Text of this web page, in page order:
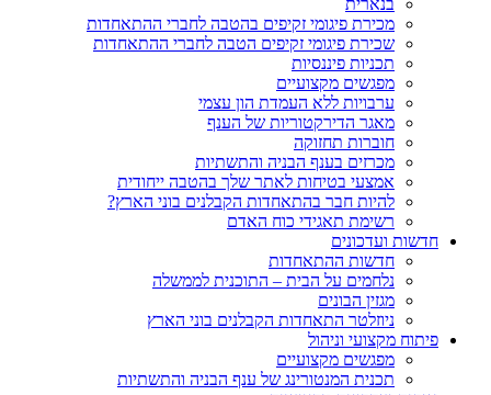
בנארית
מכירת פיגומי זקיפים בהטבה לחברי ההתאחדות
שכירת פיגומי זקיפים הטבה לחברי ההתאחדות
תכניות פיננסיות
מפגשים מקצועיים
ערבויות ללא העמדת הון עצמי
מאגר הדירקטוריות של הענף
חוברות תחזוקה
מכרזים בענף הבניה והתשתיות
אמצעי בטיחות לאתר שלך בהטבה ייחודית
להיות חבר בהתאחדות הקבלנים בוני הארץ?
רשימת תאגידי כוח האדם
חדשות ועדכונים
חדשות ההתאחדות
נלחמים על הבית – התוכנית לממשלה
מגזין הבונים
ניוזלטר התאחדות הקבלנים בוני הארץ
פיתוח מקצועי וניהול
מפגשים מקצועיים
תכנית המנטורינג של ענף הבניה והתשתיות